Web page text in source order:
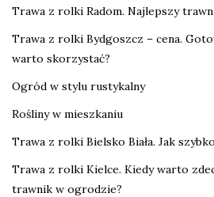
Trawa z rolki Radom. Najlepszy
Trawa z rolki Bydgoszcz – cena.
warto skorzystać?
Ogród w stylu rustykalny
Rośliny w mieszkaniu
Trawa z rolki Bielsko Biała. Jak
Trawa z rolki Kielce. Kiedy warto
trawnik w ogrodzie?